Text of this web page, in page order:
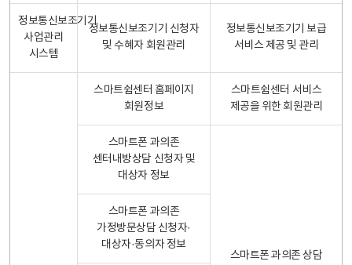
정보통신보조기기
사업관리
시스템
정보통신보조기기 신청자
및 수혜자 회원관리
정보통신보조기기 보급
서비스 제공 및 관리
스마트쉼센터 홈페이지
회원정보
스마트쉼센터 서비스
제공을 위한 회원관리
스마트폰 과의존
센터내방상담 신청자 및
대상자 정보
스마트폰 과의존 상담
스마트폰 과의존
가정방문상담 신청자·
대상자·동의자 정보